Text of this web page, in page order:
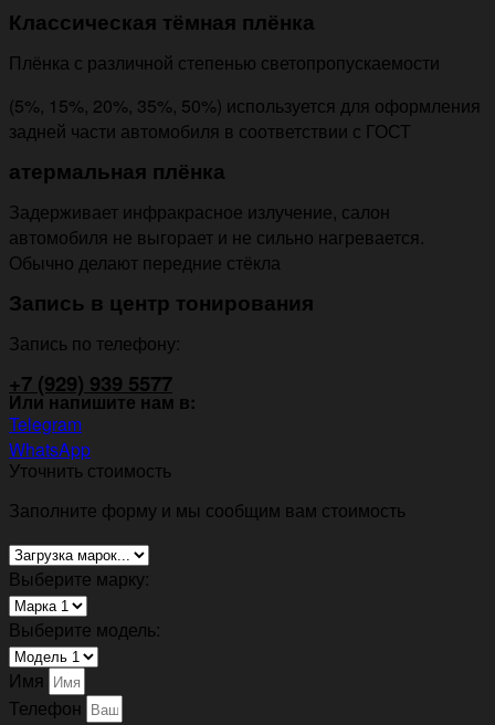
Классическая тёмная плёнка
Плёнка с различной степенью светопропускаемости
(5%, 15%, 20%, 35%, 50%) используется для оформления
задней части автомобиля в соответствии с ГОСТ
атермальная плёнка
Задерживает инфракрасное излучение, салон
автомобиля не выгорает и не сильно нагревается.
Обычно делают передние стёкла
Запись в центр тонирования
Запись по телефону:
+7 (929) 939 5577
Или напишите нам в:
Telegram
WhatsApp
Уточнить стоимость
Заполните форму и мы сообщим вам стоимость
Выберите марку:
Выберите модель:
Имя
Телефон